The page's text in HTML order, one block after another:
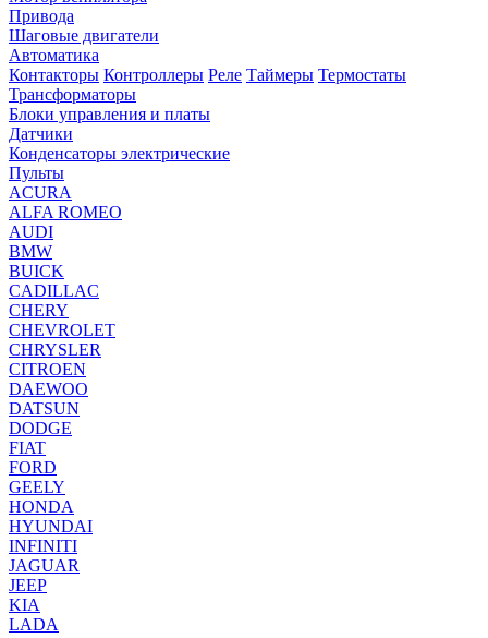
Привода
Шаговые двигатели
Автоматика
Контакторы Контроллеры Реле Таймеры Термостаты
Трансформаторы
Блоки управления и платы
Датчики
Конденсаторы электрические
Пульты
ACURA
ALFA ROMEO
AUDI
BMW
BUICK
CADILLAC
CHERY
CHEVROLET
CHRYSLER
CITROEN
DAEWOO
DATSUN
DODGE
FIAT
FORD
GEELY
HONDA
HYUNDAI
INFINITI
JAGUAR
JEEP
KIA
LADA